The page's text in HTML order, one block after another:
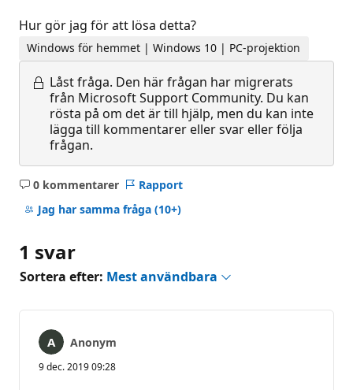
Hur gör jag för att lösa detta?
Windows för hemmet | Windows 10 | PC-projektion
Låst fråga. Den här frågan har migrerats
från Microsoft Support Community. Du kan
rösta på om det är till hjälp, men du kan inte
lägga till kommentarer eller svar eller följa
frågan.
0 kommentarer
Inga
kommentarer
Rapport
Jag har samma fråga (10+)
1 svar
Sortera efter: Mest användbara
Anonym
9 dec. 2019 09:28